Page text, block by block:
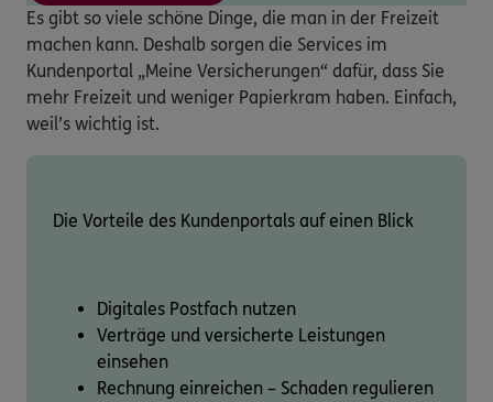
Es gibt so viele schöne Dinge, die man in der Freizeit
machen kann. Deshalb sorgen die Services im
Kundenportal „Meine Versicherungen“ dafür, dass Sie
mehr Freizeit und weniger Papierkram haben. Einfach,
weil’s wichtig ist.
Die Vorteile des Kundenportals auf einen Blick
Digitales Postfach nutzen
Verträge und versicherte Leistungen
einsehen
Rechnung einreichen – Schaden regulieren